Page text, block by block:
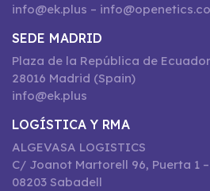
info@ek.plus –
SEDE MADRID
Plaza de la República de
28016 Madrid (Spain)
info@ek.plus
LOGÍSTICA Y RMA
ALGEVASA LOGISTICS
C/ Joanot Martorell 96, Puerta 1 –
08203 Sabadell